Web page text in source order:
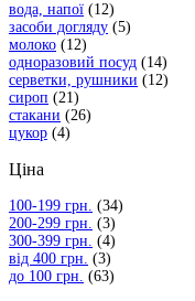
вода, напої (12)
засоби догляду (5)
молоко (12)
одноразовий посуд (14)
серветки, рушники (12)
сироп (21)
стакани (26)
цукор (4)
Ціна
100-199 грн. (34)
200-299 грн. (3)
300-399 грн. (4)
від 400 грн. (3)
до 100 грн. (63)